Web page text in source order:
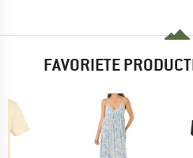
FAVORIETE